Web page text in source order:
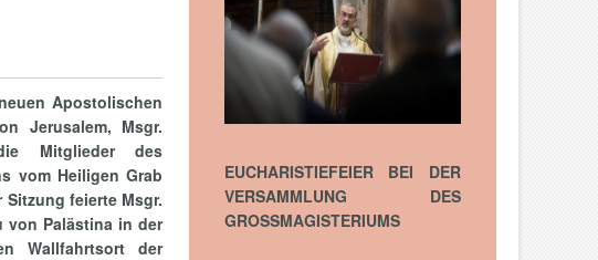
Apostolischen
Jerusalem, Msgr.
Mitglieder des
vom Heiligen Grab
Sitzung feierte Msgr.
von Palästina in der
Wallfahrtsort der
EUCHARISTIEFEIER BEI DER
VERSAMMLUNG DES
GROSSMAGISTERIUMS